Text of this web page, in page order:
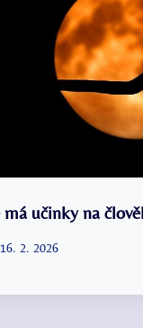
má učinky na
16. 2. 2026